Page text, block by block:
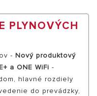
PLYNOVÝCH
- Nový produktový
a ONE WiFi -
hlavné rozdiely
do prevádzky,